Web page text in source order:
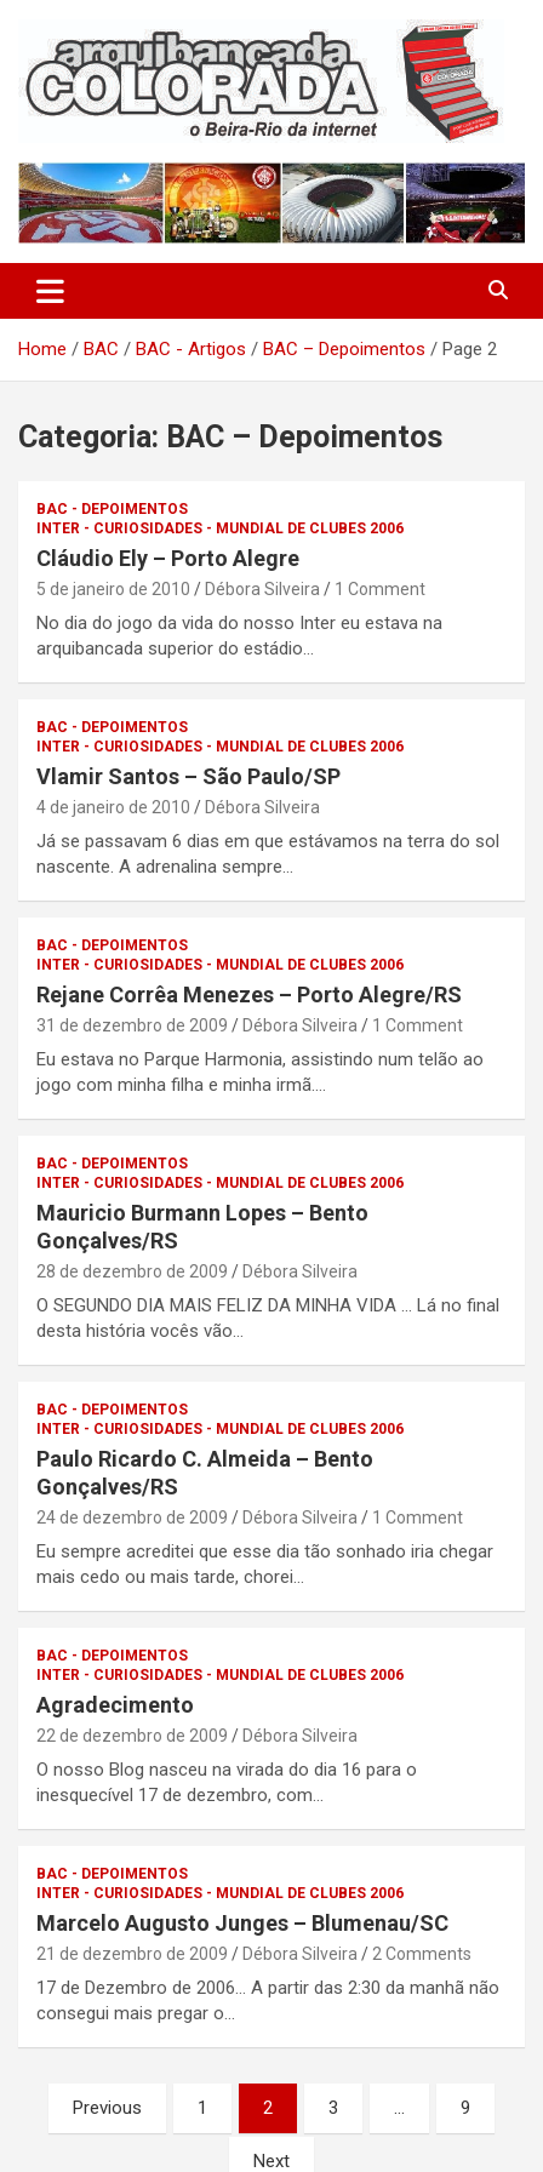
content
Arquibancada Colorada
Home BAC BAC - Artigos BAC – Depoimentos Page 2
Categoria: BAC – Depoimentos
BAC - DEPOIMENTOS
INTER - CURIOSIDADES - MUNDIAL DE CLUBES 2006
Cláudio Ely – Porto Alegre
5 de janeiro de 2010 Débora Silveira 1 Comment
No dia do jogo da vida do nosso Inter eu estava na
arquibancada superior do estádio…
BAC - DEPOIMENTOS
INTER - CURIOSIDADES - MUNDIAL DE CLUBES 2006
Vlamir Santos – São Paulo/SP
4 de janeiro de 2010 Débora Silveira
Já se passavam 6 dias em que estávamos na terra do sol
nascente. A adrenalina sempre…
BAC - DEPOIMENTOS
INTER - CURIOSIDADES - MUNDIAL DE CLUBES 2006
Rejane Corrêa Menezes – Porto Alegre/RS
31 de dezembro de 2009 Débora Silveira 1 Comment
Eu estava no Parque Harmonia, assistindo num telão ao
jogo com minha filha e minha irmã.…
BAC - DEPOIMENTOS
INTER - CURIOSIDADES - MUNDIAL DE CLUBES 2006
Mauricio Burmann Lopes – Bento
Gonçalves/RS
28 de dezembro de 2009 Débora Silveira
O SEGUNDO DIA MAIS FELIZ DA MINHA VIDA … Lá no final
desta história vocês vão…
BAC - DEPOIMENTOS
INTER - CURIOSIDADES - MUNDIAL DE CLUBES 2006
Paulo Ricardo C. Almeida – Bento
Gonçalves/RS
24 de dezembro de 2009 Débora Silveira 1 Comment
Eu sempre acreditei que esse dia tão sonhado iria chegar
mais cedo ou mais tarde, chorei…
BAC - DEPOIMENTOS
INTER - CURIOSIDADES - MUNDIAL DE CLUBES 2006
Agradecimento
22 de dezembro de 2009 Débora Silveira
O nosso Blog nasceu na virada do dia 16 para o
inesquecível 17 de dezembro, com…
BAC - DEPOIMENTOS
INTER - CURIOSIDADES - MUNDIAL DE CLUBES 2006
Marcelo Augusto Junges – Blumenau/SC
21 de dezembro de 2009 Débora Silveira 2 Comments
17 de Dezembro de 2006… A partir das 2:30 da manhã não
consegui mais pregar o…
Paginação
de
Previous 1 2 3 … 9
Next